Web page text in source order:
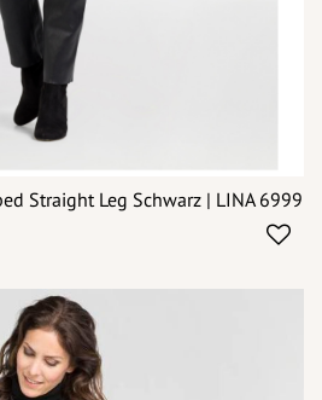
Straight Leg Schwarz | LINA 6999